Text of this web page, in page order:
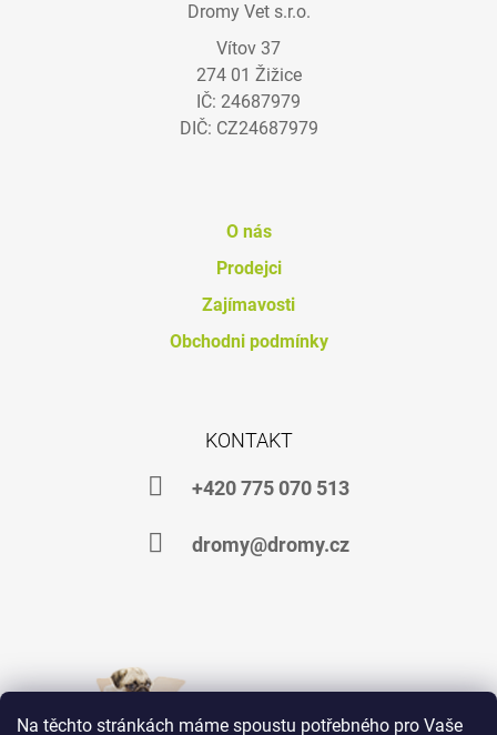
Na těchto stránkách máme spoustu potřebného pro Vaše
Dromy Vet s.r.o.
Vítov 37
274 01 Žižice
IČ: 24687979
DIČ: CZ24687979
O nás
Prodejci
Zajímavosti
Obchodni podmínky
KONTAKT
+420 775 070 513
dromy@dromy.cz